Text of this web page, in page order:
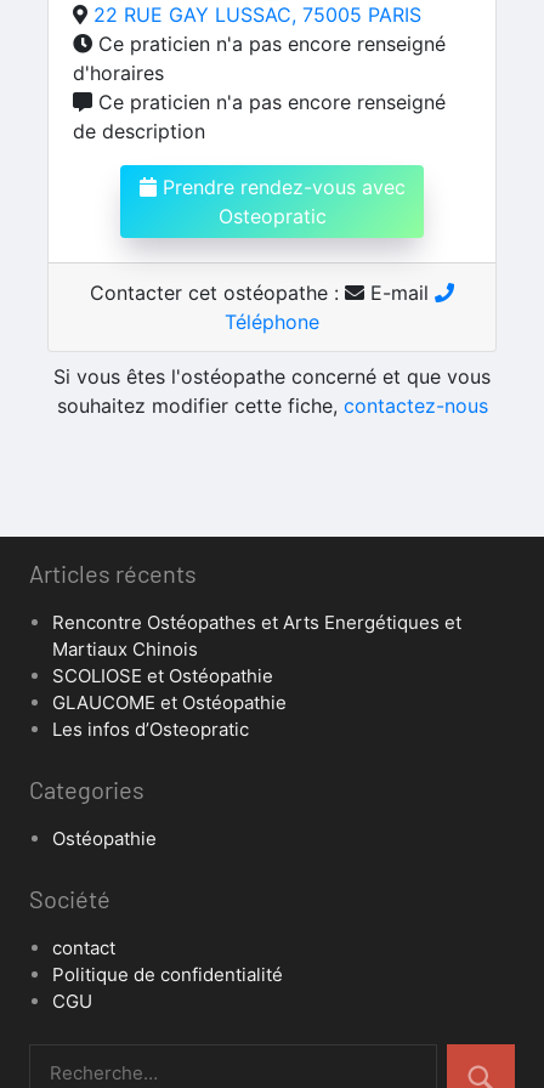
22 RUE GAY LUSSAC, 75005 PARIS
Ce praticien n'a pas encore renseigné
d'horaires
Ce praticien n'a pas encore renseigné
de description
Prendre rendez-vous avec
Osteopratic
Contacter cet ostéopathe :
E-mail
Téléphone
Si vous êtes l'ostéopathe concerné et que vous
souhaitez modifier cette fiche, contactez-nous
Articles récents
Rencontre Ostéopathes et Arts Energétiques et
Martiaux Chinois
SCOLIOSE et Ostéopathie
GLAUCOME et Ostéopathie
Les infos d’Osteopratic
Categories
Ostéopathie
Société
contact
Politique de confidentialité
CGU